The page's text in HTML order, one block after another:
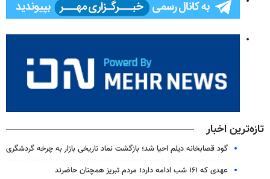
تازه‌ترین اخبار
گود قصابخانه دیلم احیا شد؛ بازگشت نماد تاریخی بازار به چرخه گردشگری
عهدی که ۱۶۱ شب ادامه دارد؛ مردم تبریز همچنان حاضرند